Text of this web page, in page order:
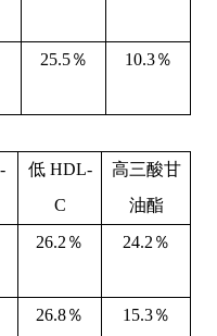
25.5％ 10.3％
低HDL-
C
高三酸甘
油酯
26.2 ％ 24.2 ％
26.8％ 15.3％